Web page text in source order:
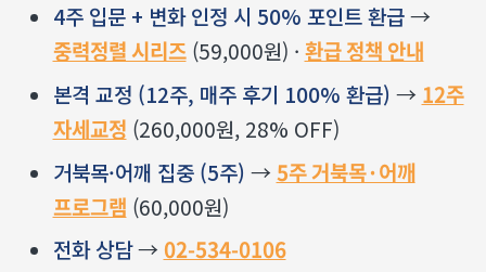
4주 입문 + 변화 인정 시 50% 포인트 환급→
중력정렬 시리즈(59,000원) · 환급 정책 안내
본격 교정 (12주, 매주 후기 100% 환급) → 12주
자세교정 (260,000원, 28% OFF)
거북목·어깨 집중 (5주) → 5주 거북목·어깨
프로그램 (60,000원)
전화 상담→ 02-534-0106